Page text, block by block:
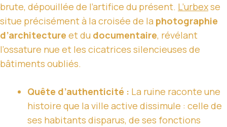
brute, dépouillée de l’artifice du présent. L’urbexse
situe précisément à la croisée de la photographie
d’architecture et du documentaire, révélant
l’ossature nue et les cicatrices silencieuses de
bâtiments oubliés.
Quête d’authenticité : La ruine raconte une
histoire que la ville active dissimule : celle de
ses habitants disparus, de ses fonctions